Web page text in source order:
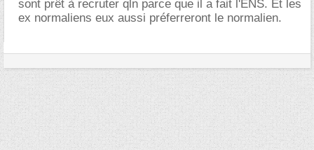
sont prêt à recruter qln parce que il a fait l'ENS. Et les
ex normaliens eux aussi préferreront le normalien.